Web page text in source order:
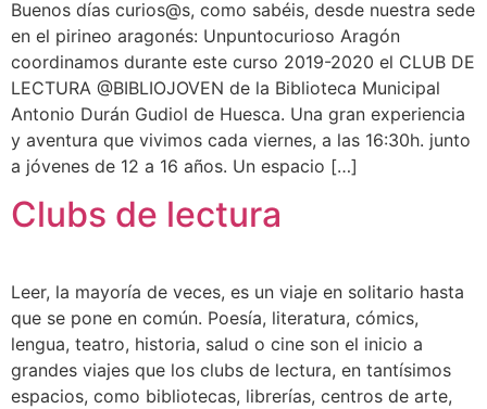
Buenos días curios@s, como sabéis, desde nuestra sede
en el pirineo aragonés: Unpuntocurioso Aragón
coordinamos durante este curso 2019-2020 el CLUB DE
LECTURA @BIBLIOJOVEN de la Biblioteca Municipal
Antonio Durán Gudiol de Huesca. Una gran experiencia
y aventura que vivimos cada viernes, a las 16:30h. junto
a jóvenes de 12 a 16 años. Un espacio […]
Clubs de lectura
Leer, la mayoría de veces, es un viaje en solitario hasta
que se pone en común. Poesía, literatura, cómics,
lengua, teatro, historia, salud o cine son el inicio a
grandes viajes que los clubs de lectura, en tantísimos
espacios, como bibliotecas, librerías, centros de arte,